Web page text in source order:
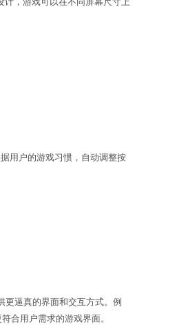
和操作便利性。本文将探讨
势
戏界面，提供个性化推荐和